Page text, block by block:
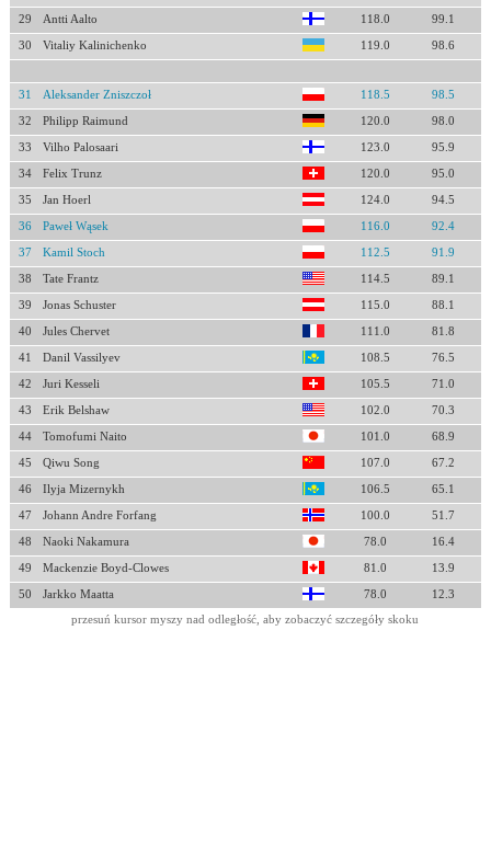
29 Antti Aalto 118.0 99.1
30 Vitaliy Kalinichenko 119.0 98.6
31 Aleksander Zniszczoł 118.5 98.5
32 Philipp Raimund 120.0 98.0
33 Vilho Palosaari 123.0 95.9
34 Felix Trunz 120.0 95.0
35 Jan Hoerl 124.0 94.5
36 Paweł Wąsek 116.0 92.4
37 Kamil Stoch 112.5 91.9
38 Tate Frantz 114.5 89.1
39 Jonas Schuster 115.0 88.1
40 Jules Chervet 111.0 81.8
41 Danil Vassilyev 108.5 76.5
42 Juri Kesseli 105.5 71.0
43 Erik Belshaw 102.0 70.3
44 Tomofumi Naito 101.0 68.9
45 Qiwu Song 107.0 67.2
46 Ilyja Mizernykh 106.5 65.1
47 Johann Andre Forfang 100.0 51.7
48 Naoki Nakamura 78.0 16.4
49 Mackenzie Boyd-Clowes 81.0 13.9
50 Jarkko Maatta 78.0 12.3
przesuń kursor myszy nad odległość, aby zobaczyć szczegóły skoku